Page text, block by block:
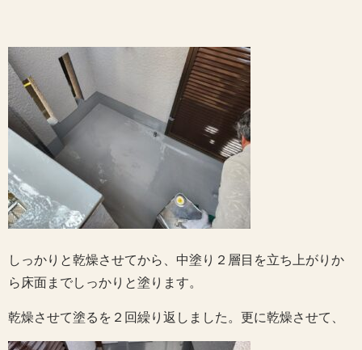
しっかりと乾燥させてから、中塗り２層目を立ち上がりか
ら床面までしっかりと塗ります。
乾燥させて塗るを２回繰り返しました。更に乾燥させて、